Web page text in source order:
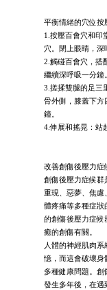
平衡情緒的穴位按
1.按壓百會穴和印
穴。閉上眼睛，深
2.觸碰百會穴，搭
繼續深呼吸一分鐘。
3.搓揉雙腿的足三
骨外側，膝蓋下方
鐘。
4.伸展和搖晃：站
改善創傷後壓力症
創傷後壓力症候群
重現、惡夢、焦慮
體疼痛等多種症狀
的創傷後壓力症候
癒的創傷有關。
人體的神經肌肉
憶，而這會破壞身
多種健康問題。
發生多年後，在遇